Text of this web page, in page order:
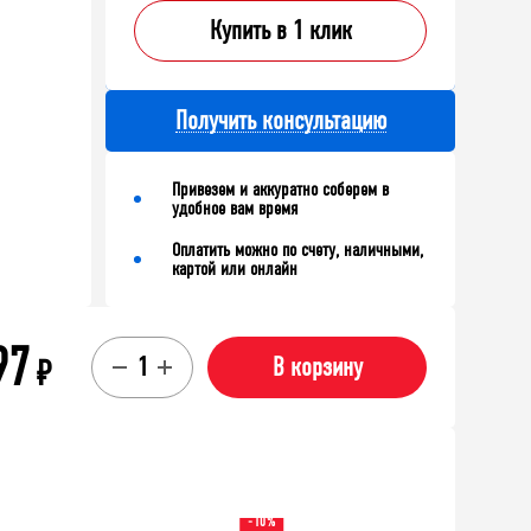
Купить в 1 клик
Получить консультацию
Привезем и аккуратно соберем в
удобное вам время
Оплатить можно по счету, наличными,
картой или онлайн
₽ В корзину
-10%